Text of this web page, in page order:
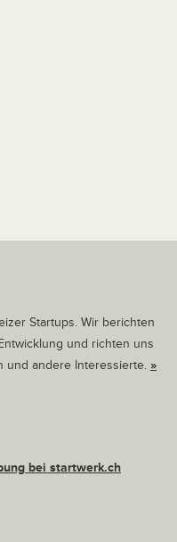
Startups. Wir berichten
und richten uns
und andere Interessierte. »
bei startwerk.ch